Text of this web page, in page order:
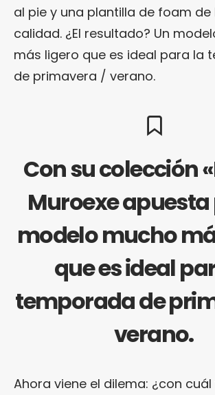
al pie y una plantilla de foam
calidad. ¿El resultado? Un
más ligero que es ideal para la
de primavera / verano.
Con su colección
Muroexe
modelo mucho
que es ideal
temporada de
verano.
Ahora viene el dilema: ¿con